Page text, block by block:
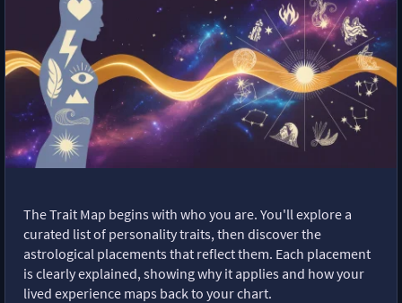
The Trait Map begins with who you are. You'll explore a
curated list of personality traits, then discover the
astrological placements that reflect them. Each placement
is clearly explained, showing why it applies and how your
lived experience maps back to your chart.